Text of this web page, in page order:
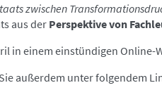
zwischen
aus der Perspektive von
in einem einstündigen
außerdem unter folgendem